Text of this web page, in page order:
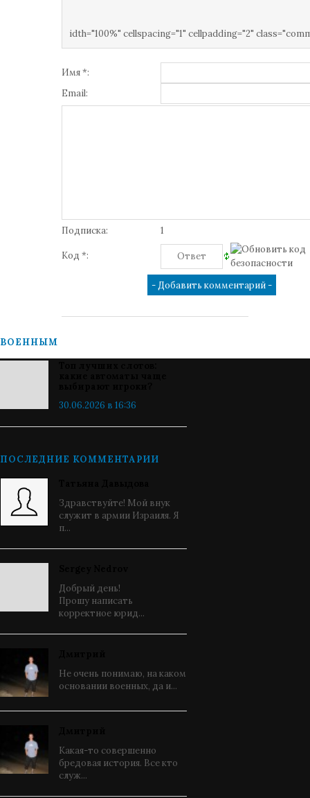
idth="100%" cellspacing="1" cellpadding="2"
Имя *:
Email:
Подписка: 1
Код *:
ВОЕННЫМ
30.06.2026 в 16:36
ПОСЛЕДНИЕ КОММЕНТАРИИ
Здравствуйте! Мой внук
служит в армии Израиля. Я
п...
Добрый день!
Прошу написать
корректное юрид...
Не очень понимаю, на каком
основании военных, да и...
Какая-то совершенно
бредовая история. Все кто
служ...